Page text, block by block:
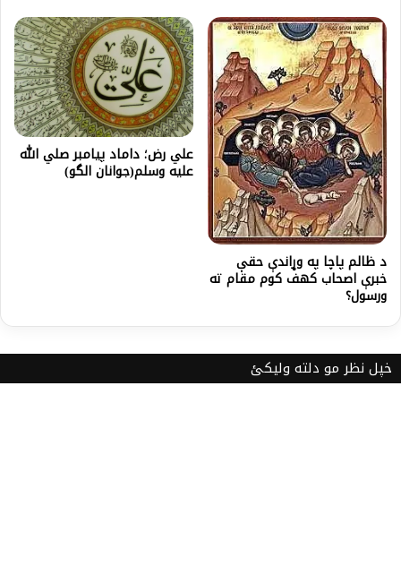
د ظالم پاچا په وړاندې حقې
خبرې اصحاب کهف کوم مقام ته
ورسول؟
علي رض؛ داماد پيامبر صلي الله
عليه وسلم(جوانان الگو)
خپل نظر مو دلته ولیکئ